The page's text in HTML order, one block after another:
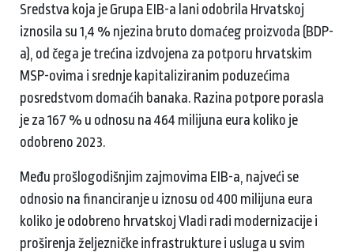
Sredstva koja je Grupa EIB-a lani odobrila Hrvatskoj
iznosila su 1,4 % njezina bruto domaćeg proizvoda (BDP-
a), od čega je trećina izdvojena za potporu hrvatskim
MSP-ovima i srednje kapitaliziranim poduzećima
posredstvom domaćih banaka. Razina potpore porasla
je za 167 % u odnosu na 464 milijuna eura koliko je
odobreno 2023.
Među prošlogodišnjim zajmovima EIB-a, najveći se
odnosio na financiranje u iznosu od 400 milijuna eura
koliko je odobreno hrvatskoj Vladi radi modernizacije i
proširenja željezničke infrastrukture i usluga u svim